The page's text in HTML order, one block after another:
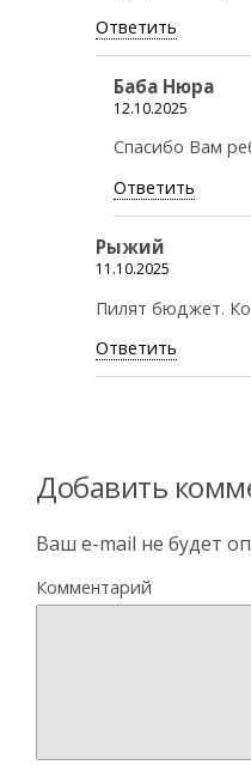
Ответить
Баба Нюра
12.10.2025
Спасибо Вам
Ответить
Рыжий
11.10.2025
Пилят бюджет.
Ответить
Добавить
Ваш e-mail не будет
Комментарий